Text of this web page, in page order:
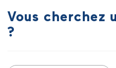
Vous cherchez
?